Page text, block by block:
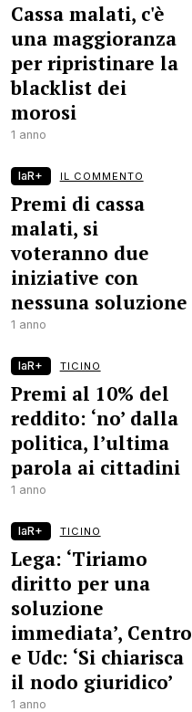
Cassa malati, c'è
una maggioranza
per ripristinare la
blacklist dei
morosi
1 anno
laR+ IL COMMENTO
Premi di cassa
malati, si
voteranno due
iniziative con
nessuna soluzione
1 anno
laR+ TICINO
Premi al 10% del
reddito: ‘no’ dalla
politica, l’ultima
parola ai cittadini
1 anno
laR+ TICINO
Lega: ‘Tiriamo
diritto per una
soluzione
immediata’, Centro
e Udc: ‘Si chiarisca
il nodo giuridico’
1 anno